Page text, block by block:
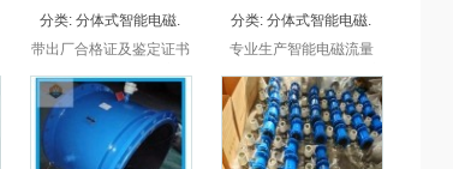
分类: 分体式智能电磁.
带出厂合格证及鉴定证书
计，还是分体式电磁流量
计，一体式插入，还是分
体式插入电磁流量计，厂
家直接供应，比市场便宜
分类: 分体式智能电磁.
专业生产智能电磁流量
量计，还是分体式电磁流
量计，一体式插入，还是
分体式插入电磁流量计，
厂家直接供应，比市场便